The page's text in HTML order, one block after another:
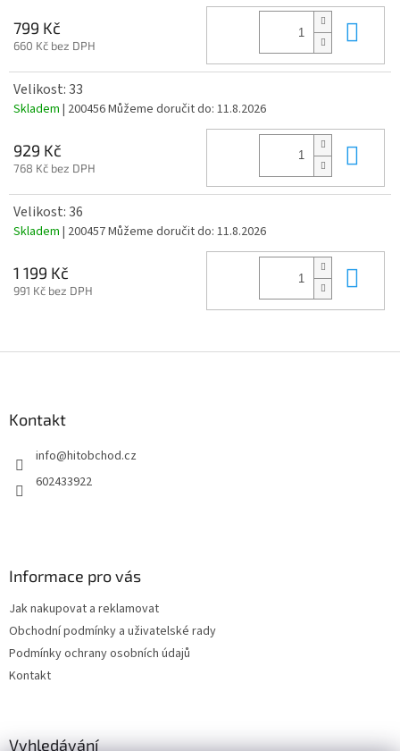
799 Kč
660 Kč bez DPH
Velikost: 33
Skladem | 200456Můžeme doručit do: 11.8.2026
929 Kč
768 Kč bez DPH
Velikost: 36
Skladem | 200457Můžeme doručit do: 11.8.2026
1 199 Kč
991 Kč bez DPH
Kontakt
info@hitobchod.cz
602433922
Informace pro vás
Jak nakupovat a reklamovat
Obchodní podmínky a uživatelské rady
Podmínky ochrany osobních údajů
Kontakt
Vyhledávání